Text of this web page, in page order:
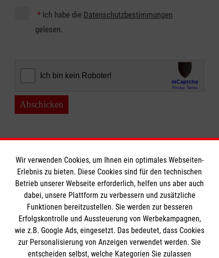
* Ich habe die Datenschutzbestimmungen
gelesen.
Abschicken
Informationen
Impressum
Datenschutz
Barrierefreiheit
Die Malteser
Wir verwenden Cookies, um Ihnen ein optimales Webseiten-
Erlebnis zu bieten. Diese Cookies sind für den technischen
Betrieb unserer Webseite erforderlich, helfen uns aber auch
dabei, unsere Plattform zu verbessern und zusätzliche
Funktionen bereitzustellen. Sie werden zur besseren
Erfolgskontrolle und Aussteuerung von Werbekampagnen,
wie z.B. Google Ads, eingesetzt. Das bedeutet, dass Cookies
zur Personalisierung von Anzeigen verwendet werden. Sie
entscheiden selbst, welche Kategorien Sie zulassen